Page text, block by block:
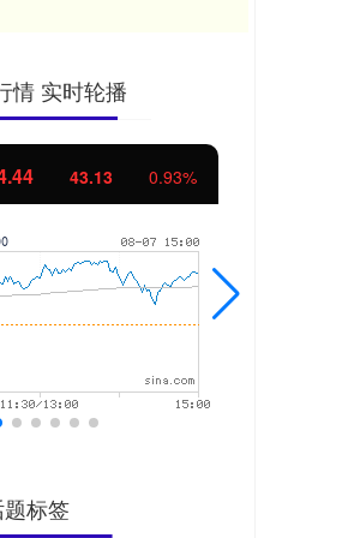
情 实时轮播
11.37 1.01%
标签